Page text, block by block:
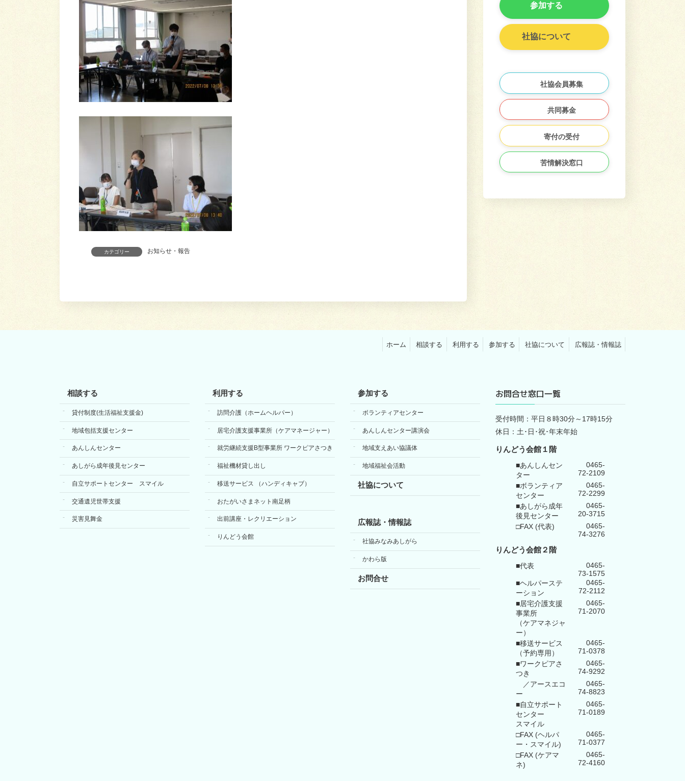
カテゴリー お知らせ・報告
参加する
社協について
社協会員募集
共同募金
寄付の受付
苦情解決窓口
ホーム 相談する 利用する 参加する 社協について 広報誌・情報誌
相談する
貸付制度(生活福祉支援金)
地域包括支援センター
あんしんセンター
あしがら成年後見センター
自立サポートセンター スマイル
交通遺児世帯支援
災害見舞金
利用する
訪問介護（ホームヘルパー）
居宅介護支援事業所（ケアマネージャー）
就労継続支援B型事業所 ワークピアさつき
福祉機材貸し出し
移送サービス （ハンディキャブ）
おたがいさまネット南足柄
出前講座・レクリエーション
りんどう会館
参加する
ボランティアセンター
あんしんセンター講演会
地域支えあい協議体
地域福祉会活動
社協について
広報誌・情報誌
社協みなみあしがら
かわら版
お問合せ
お問合せ窓口一覧
受付時間：平日８時30分～17時15分
休日：土･日･祝･年末年始
りんどう会館１階
■あんしんセン
ター
0465-
72-2109
■ボランティア
センター
0465-
72-2299
■あしがら成年
後見センター
0465-
20-3715
□FAX (代表)
0465-
74-3276
りんどう会館 ２階
■代表
0465-
73-1575
■ヘルパーステ
ーション
0465-
72-2112
■居宅介護支援
事業所
（ケアマネジャ
ー）
0465-
71-2070
■移送サービス
（予約専用）
0465-
71-0378
■ワークピアさ
つき
0465-
74-9292
／アースエコ
ー
0465-
74-8823
■自立サポート
センター
スマイル
0465-
71-0189
□FAX (ヘルパ
ー・スマイル)
0465-
71-0377
□FAX (ケアマ
ネ)
0465-
72-4160